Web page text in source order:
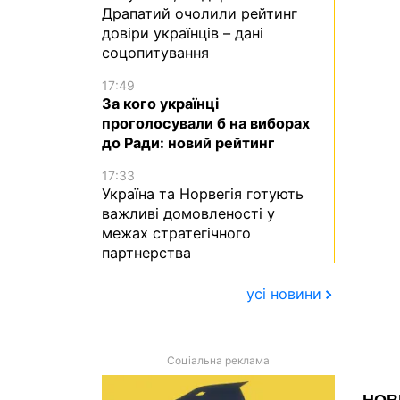
Драпатий очолили рейтинг
довіри українців – дані
соцопитування
17:49
За кого українці
проголосували б на виборах
до Ради: новий рейтинг
17:33
Україна та Норвегія готують
важливі домовленості у
межах стратегічного
партнерства
усі новини
Соціальна реклама